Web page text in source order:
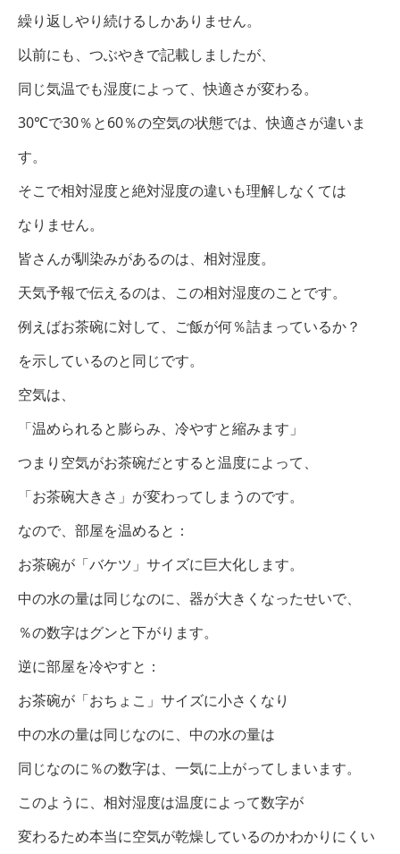
繰り返しやり続けるしかありません。
以前にも、つぶやきで記載しましたが、
同じ気温でも湿度によって、快適さが変わる。
30℃で30％と60％の空気の状態では、快適さが違いま
す。
そこで相対湿度と絶対湿度の違いも理解しなくては
なりません。
皆さんが馴染みがあるのは、相対湿度。
天気予報で伝えるのは、この相対湿度のことです。
例えばお茶碗に対して、ご飯が何％詰まっているか？
を示しているのと同じです。
空気は、
「温められると膨らみ、冷やすと縮みます」
つまり空気がお茶碗だとすると温度によって、
「お茶碗大きさ」が変わってしまうのです。
なので、部屋を温めると：
お茶碗が「バケツ」サイズに巨大化します。
中の水の量は同じなのに、器が大きくなったせいで、
％の数字はグンと下がります。
逆に部屋を冷やすと：
お茶碗が「おちょこ」サイズに小さくなり
中の水の量は同じなのに、中の水の量は
同じなのに％の数字は、一気に上がってしまいます。
このように、相対湿度は温度によって数字が
変わるため本当に空気が乾燥しているのかわかりにくい